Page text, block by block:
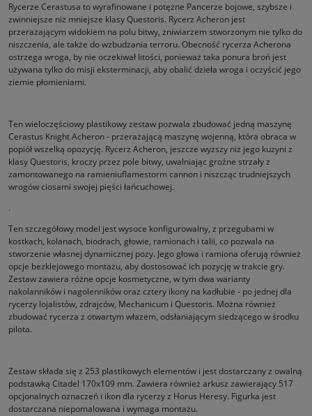
Rycerze Cerastusa to wyrafinowane i potężne Pancerze bojowe, szybsze i
zwinniejsze niż mniejsze klasy Questoris. Rycerz Acheron jest
przerażającym widokiem na polu bitwy, żniwiarzem stworzonym nie tylko do
niszczenia, ale także do wzbudzania terroru. Obecność rycerza Acherona
ostrzega wroga, by nie oczekiwał litości, ponieważ taka ponura broń jest
używana tylko do misji eksterminacji, aby obalić dzieła wroga i oczyścić jego
ziemie płomieniami.
Ten wieloczęściowy plastikowy zestaw pozwala zbudować jedną maszynę
Cerastus Knight Acheron - przerażającą maszynę wojenną, która obraca w
popiół wszelką opozycję. Rycerz Acheron, jeszcze wyższy niż jego kuzyni z
klasy Questoris, kroczy przez pole bitwy, uwalniając groźne strzały z
zamontowanego na ramieniuflamestorm cannon i niszcząc trudniejszych
wrogów ciosami swojej pięści łańcuchowej.
.
Ten szczegółowy model jest wysoce konfigurowalny, z przegubami w
kostkach, kolanach, biodrach, głowie, ramionach i talii, co pozwala na
stworzenie własnej dynamicznej pozy. Jego głowa i ramiona oferują również
opcje bezklejowego montażu, aby dostosować ich pozycję w trakcie gry.
Zestaw zawiera różne opcje kosmetyczne, w tym dwa warianty
nakolanników i nagolenników oraz cztery ikony na kadłubie - po jednej dla
rycerzy lojalistów, zdrajców, Mechanicum i Questoris. Można również
zbudować rycerza z otwartym włazem, odsłaniającym siedzącego w środku
pilota.
Zestaw składa się z 253 plastikowych elementów i jest dostarczany z owalną
podstawką Citadel 170x109 mm. Zawiera również arkusz zawierający 517
opcjonalnych oznaczeń i ikon dla rycerzy z Horus Heresy. Figurka jest
dostarczana niepomalowana i wymaga montażu.